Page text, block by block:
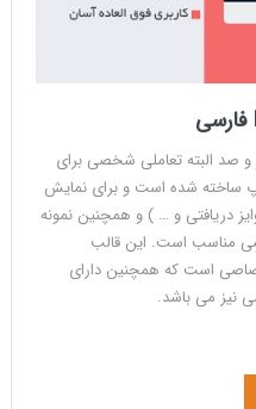
صد البته تعاملی شخصی برای
ساخته شده است و برای نمایش
دریافتی و … ) و همچنین نمونه
مناسب است. این قالب
است که همچنین دارای
نیز می باشد.